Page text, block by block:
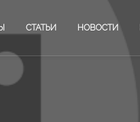
СТАТЬИ НОВОСТИ